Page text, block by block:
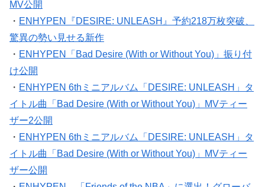
MV公開
ENHYPEN『DESIRE: UNLEASH』予約218万枚突破、
驚異の勢い見せる新作
ENHYPEN「Bad Desire (With or Without You)」振り付
け公開
ENHYPEN 6thミニアルバム「DESIRE: UNLEASH」タ
イトル曲「Bad Desire (With or Without You)」MVティー
ザー2公開
ENHYPEN 6thミニアルバム「DESIRE: UNLEASH」タ
イトル曲「Bad Desire (With or Without You)」MVティー
ザー公開